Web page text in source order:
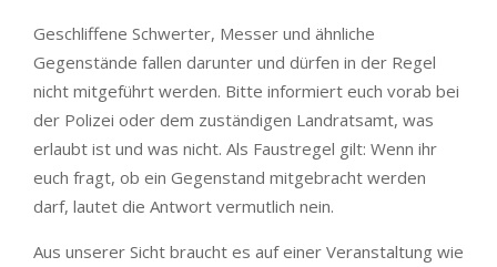
Geschliffene Schwerter, Messer und ähnliche
Gegenstände fallen darunter und dürfen in der Regel
nicht mitgeführt werden. Bitte informiert euch vorab bei
der Polizei oder dem zuständigen Landratsamt, was
erlaubt ist und was nicht. Als Faustregel gilt: Wenn ihr
euch fragt, ob ein Gegenstand mitgebracht werden
darf, lautet die Antwort vermutlich nein.
Aus unserer Sicht braucht es auf einer Veranstaltung wie